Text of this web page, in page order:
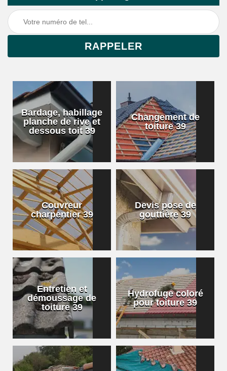
Bardage, habillage
planche de rive et
dessous toit 39
Changement de
toiture 39
Couvreur
charpentier 39
Devis pose de
gouttière 39
Entretien et
démoussage de
toiture 39
Hydrofuge coloré
pour toiture 39